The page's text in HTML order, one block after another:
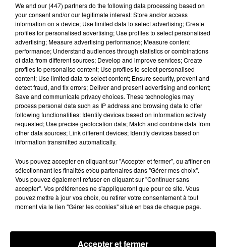
Publié : 14 février 2018 à 11h59 par Maud
un nouvel album « The man of the woods » , ce
qui lui a valu de faire la prestation à la mi-temps
du dernier Super Bowl.
Fil actus
5 août 2026
We and our (447) partnersdo the following data processing based on
your consent and/or our legitimate interest: Store and/or access
information on a device; Use limited data to select advertising; Create
profiles for personalised advertising; Use profiles to select personalised
advertising; Measure advertising performance; Measure content
performance; Understand audiences through statistics or combinations
of data from different sources; Develop and improve services; Create
profiles to personalise content; Use profiles to select personalised
content; Use limited data to select content; Ensure security, prevent and
detect fraud, and fix errors; Deliver and present advertising and content;
Save and communicate privacy choices. These technologies may
process personal data such as IP address and browsing data to offer
following functionalities: Identify devices based on information actively
requested; Use precise geolocation data; Match and combine data from
other data sources; Link different devices; Identify devices based on
information transmitted automatically.
Vous pouvez accepter en cliquant sur "Accepter et fermer", ou affiner en
sélectionnant les finalités et/ou partenaires dans "Gérer mes choix".
Vous pouvez également refuser en cliquant sur "Continuer sans
accepter". Vos préférences ne s'appliqueront que pour ce site. Vous
pouvez mettre à jour vos choix, ou retirer votre consentement à tout
moment via le lien "Gérer les cookies" situé en bas de chaque page.
Accepter et fermer